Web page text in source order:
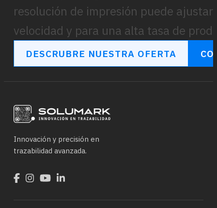
resolución de impresión puede
velocidad y para una alta tasa de
DESCRUBRE NUESTRA OFERTA
Innovación y precisión en
trazabilidad avanzada.